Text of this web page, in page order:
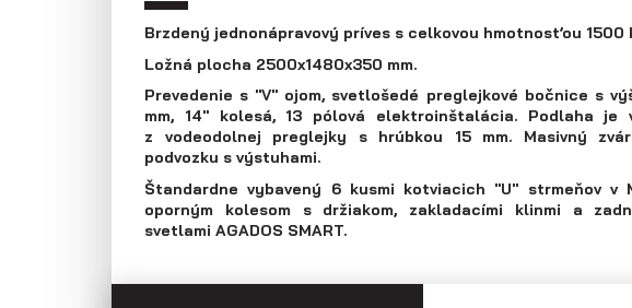
VZ O
Brzdený jednonápravový príves s celkovou hmotnosťou 1500
Ložná plocha 2500x1480x350 mm.
Prevedenie s "V" ojom, svetlošedé preglejkové bočnice s
mm, 14" kolesá, 13 pólová elektroinštalácia. Podlaha je
z vodeodolnej preglejky s hrúbkou 15 mm. Masivný
podvozku s výstuhami.
Štandardne vybavený 6 kusmi kotviacich "U" strmeňov v
oporným kolesom s držiakom, zakladacími klinmi a
svetlami AGADOS SMART.